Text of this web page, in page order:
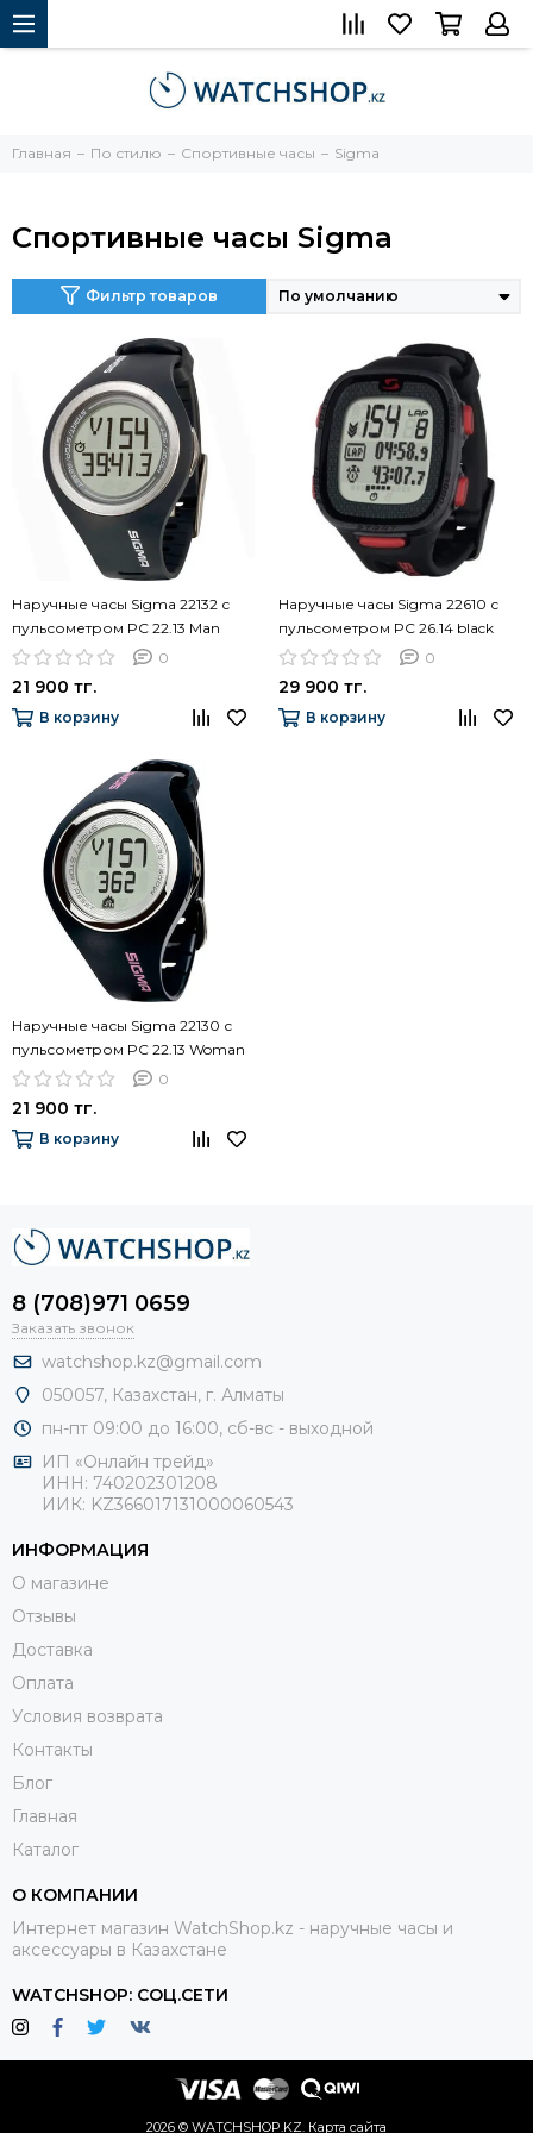
Главная По стилю Спортивные часы Sigma
Спортивные часы Sigma
Фильтр товаров
Наручные часы Sigma 22132 с
пульсометром PC 22.13 Man
Gray
0
21 900 тг.
В корзину
Наручные часы Sigma 22610 с
пульсометром PC 26.14 black
0
29 900 тг.
В корзину
Наручные часы Sigma 22130 с
пульсометром PC 22.13 Woman
Gray
0
21 900 тг.
В корзину
8 (708)971 0659
Заказать звонок
watchshop.kz@gmail.com
050057, Казахстан, г. Алматы
пн-пт 09:00 до 16:00, сб-вс - выходной
ИП «Онлайн трейд»
ИНН: 740202301208
ИИК: KZ366017131000060543
ИНФОРМАЦИЯ
О магазине
Отзывы
Доставка
Оплата
Условия возврата
Контакты
Блог
Главная
Каталог
О КОМПАНИИ
Интернет магазин WatchShop.kz - наручные часы и
аксессуары в Казахстане
WATCHSHOP: СОЦ.СЕТИ
2026 © WATCHSHOP.KZ. Карта сайта